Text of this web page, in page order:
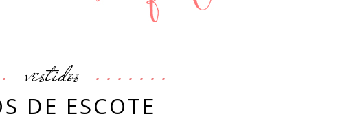
vestidos
DE ESCOTE